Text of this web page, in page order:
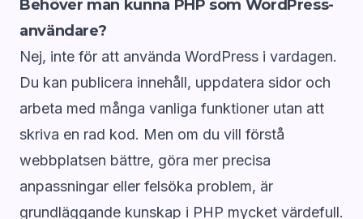
Behöver man kunna PHP som WordPress-
användare?
Nej, inte för att använda WordPress i vardagen.
Du kan publicera innehåll, uppdatera sidor och
arbeta med många vanliga funktioner utan att
skriva en rad kod. Men om du vill förstå
webbplatsen bättre, göra mer precisa
anpassningar eller felsöka problem, är
grundläggande kunskap i PHP mycket värdefull.